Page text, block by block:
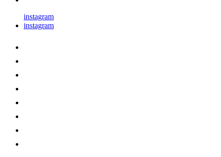
instagram
instagram